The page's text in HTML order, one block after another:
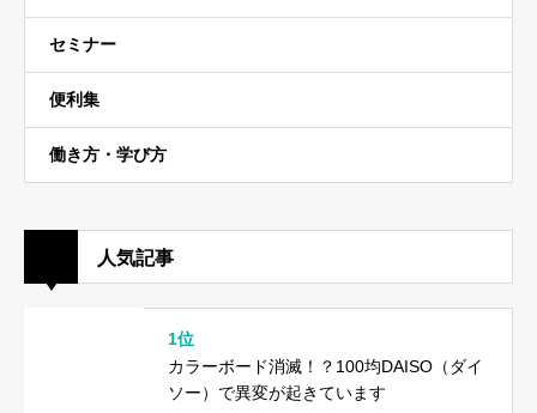
セミナー
便利集
働き方・学び方
人気記事
1位
カラーボード消滅！？100均DAISO（ダイ
ソー）で異変が起きています